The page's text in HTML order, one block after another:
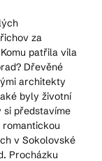
za
patřila vila
Dřevěné
architekty
byly životní
si představíme
romantickou
v Sokolovské
Procházku